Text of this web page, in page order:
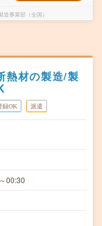
事業部（全国）
熱材の製造/製
録OK 派遣
00:30